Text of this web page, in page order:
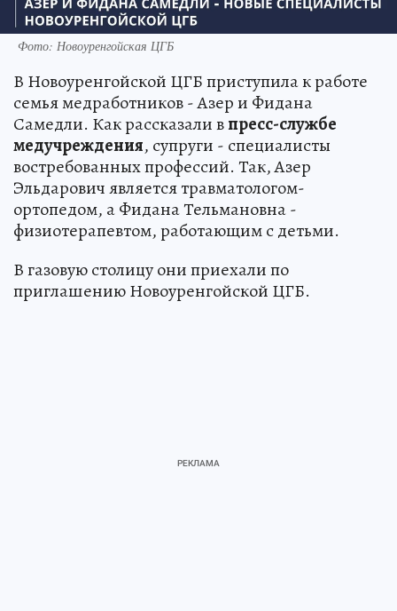
Фото: Новоуренгойская ЦГБ
В Новоуренгойской ЦГБ приступила к работе
семья медработников - Азер и Фидана
Самедли. Как рассказали впресс-службе
медучреждения, супруги - специалисты
востребованных профессий. Так, Азер
Эльдарович является травматологом-
ортопедом, а Фидана Тельмановна -
физиотерапевтом, работающим с детьми.
В газовую столицу они приехали по
приглашению Новоуренгойской ЦГБ.